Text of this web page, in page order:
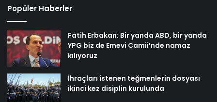
Popüler Haberler
Fatih Erbakan: Bir yanda ABD, bir yanda
YPG biz de Emevi Camii’nde namaz
kılıyoruz
İhraçları istenen teğmenlerin dosyası
ikinci kez disiplin kurulunda